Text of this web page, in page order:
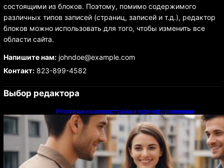
состоящими из блоков. Поэтому, помимо содержимого
различных типов записей (страниц, записей и т.д.), редактор
блоков можно использовать для того, чтобы изменить все
области сайта.
Напишите нам:johndoe@example.com
Контакт:823-899-4582
Выбор редактора
Ипотека на новостройки при оформлении
напрямую у застройщика